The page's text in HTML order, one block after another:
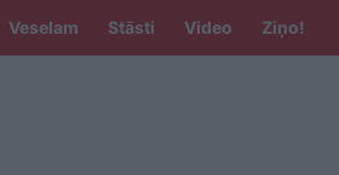
Veselam Stāsti Video Ziņo!